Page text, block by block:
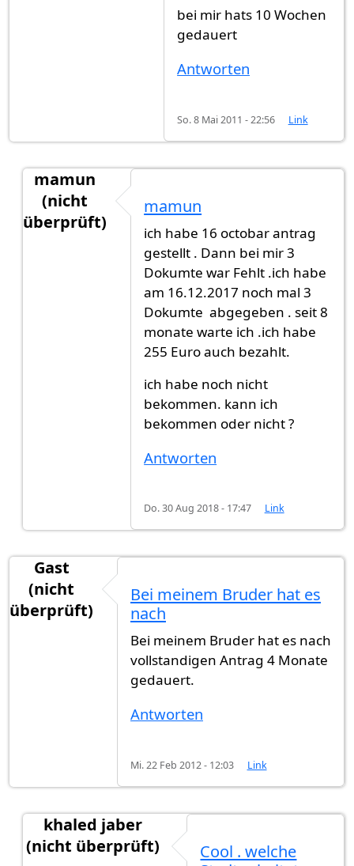
bei mir hats 10 Wochen
gedauert
Antworten
So. 8 Mai 2011 - 22:56 Link
mamun
(nicht
überprüft)
bei mir hats 10 Wochen vonGast
mamun
ich habe 16 octobar antrag
gestellt . Dann bei mir 3
Dokumte war Fehlt .ich habe
am 16.12.2017 noch mal 3
Dokumte abgegeben . seit 8
monate warte ich .ich habe
255 Euro auch bezahlt.
ich habe noch nicht
bekommen. kann ich
bekommen oder nicht ?
Antworten
Do. 30 Aug 2018 - 17:47 Link
Gast
(nicht
überprüft)
Bei meinem Bruder hat es
nach
Bei meinem Bruder hat es nach
vollstandigen Antrag 4 Monate
gedauert.
Antworten
Mi. 22 Feb 2012 - 12:03 Link
khaled jaber
(nicht überprüft)
Cool . welche